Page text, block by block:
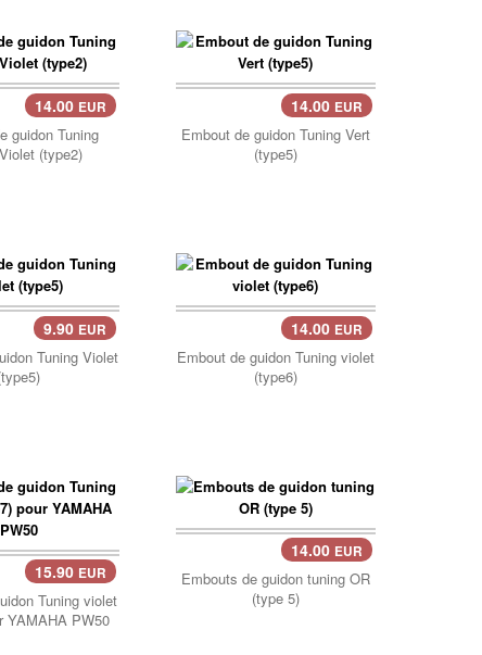
14.00 EUR
guidon Tuning
(type2)
14.00 EUR
Embout de guidon Tuning Vert
(type5)
9.90 EUR
Tuning Violet
14.00 EUR
Embout de guidon Tuning violet
(type6)
15.90 EUR
Tuning violet
YAMAHA PW50
14.00 EUR
Embouts de guidon tuning OR
(type 5)